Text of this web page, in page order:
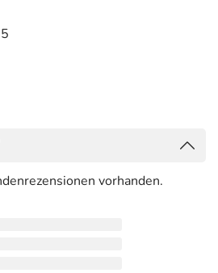
vorhanden.